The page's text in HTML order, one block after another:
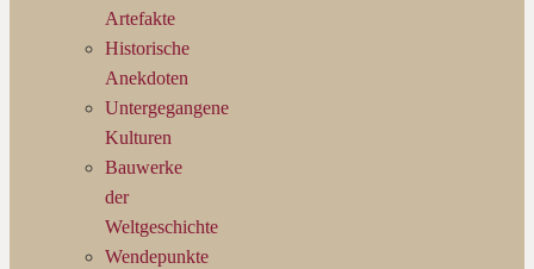
Artefakte
Historische
Anekdoten
Untergegangene
Kulturen
Bauwerke
der
Weltgeschichte
Wendepunkte